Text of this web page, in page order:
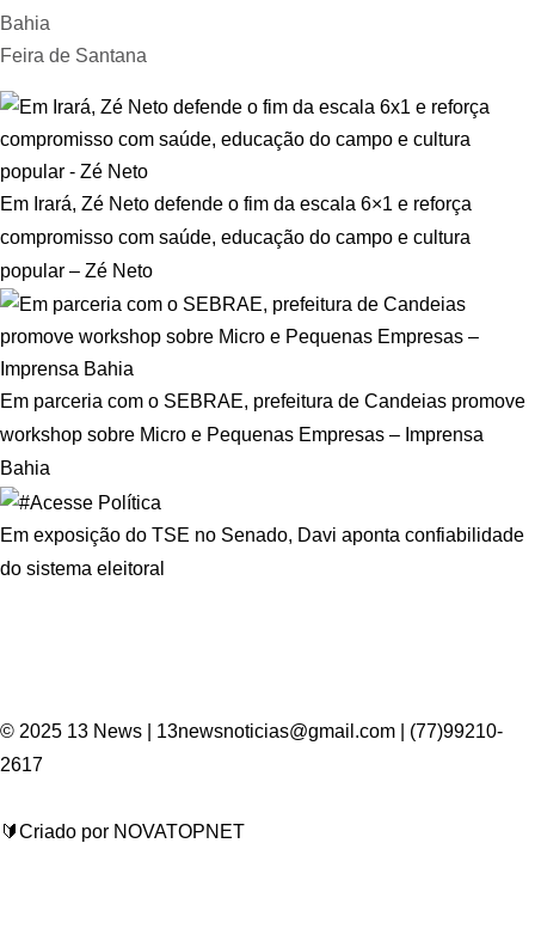
Bahia
Feira de Santana
Em Irará, Zé Neto defende o fim da escala 6×1 e reforça
compromisso com saúde, educação do campo e cultura
popular – Zé Neto
Em parceria com o SEBRAE, prefeitura de Candeias promove
workshop sobre Micro e Pequenas Empresas – Imprensa
Bahia
Em exposição do TSE no Senado, Davi aponta confiabilidade
do sistema eleitoral
© 2025 13 News | 13newsnoticias@gmail.com | (77)99210-
2617
🔰Criado por NOVATOPNET